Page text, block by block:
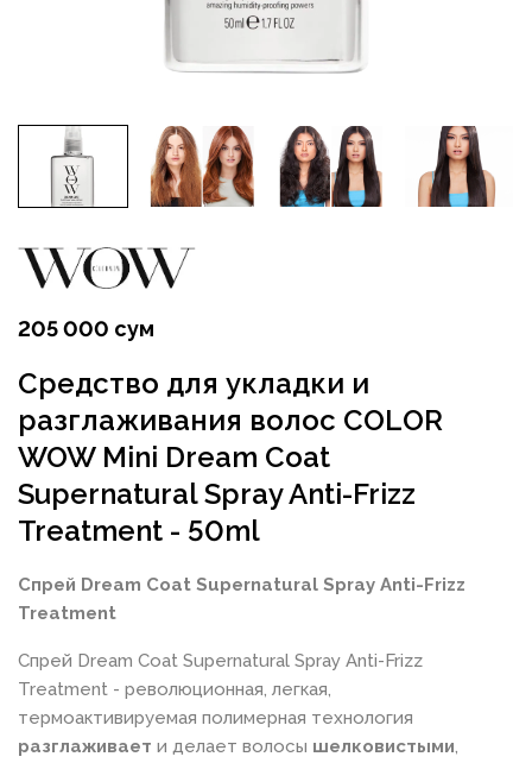
205 000 сум
Средство для укладки и
разглаживания волос COLOR
WOW Mini Dream Coat
Supernatural Spray Anti-Frizz
Treatment - 50ml
Спрей Dream Coat Supernatural Spray Anti-Frizz
Treatment
Спрей Dream Coat Supernatural Spray Anti-Frizz
Treatment - революционная, легкая,
термоактивируемая полимерная технология
разглаживает и делает волосы шелковистыми,